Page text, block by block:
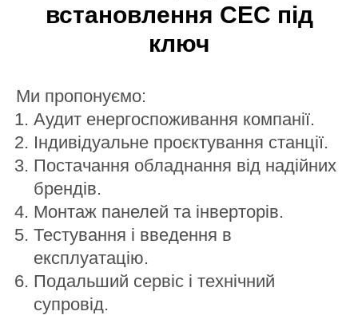
встановлення СЕС під
ключ
Ми пропонуємо:
Аудит енергоспоживання компанії.
Індивідуальне проєктування станції.
Постачання обладнання від надійних
брендів.
Монтаж панелей та інверторів.
Тестування і введення в
експлуатацію.
Подальший сервіс і технічний
супровід.